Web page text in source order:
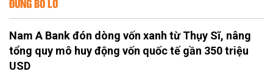
ĐỪNG BỎ LỠ
Nam A Bank đón dòng vốn xanh từ Thụy Sĩ, nâng
tổng quy mô huy động vốn quốc tế gần 350 triệu
USD